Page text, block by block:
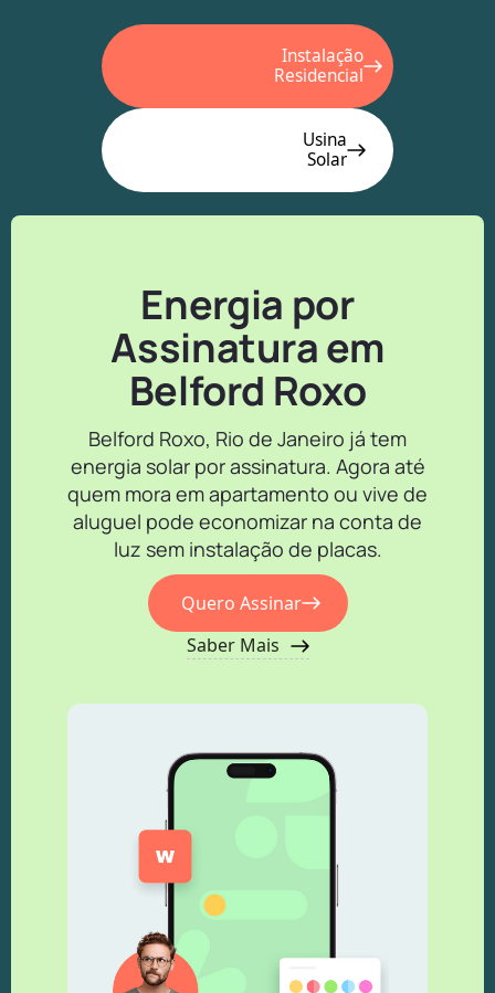
Instalação
Residencial
Usina
Solar
Energia por
Assinatura em
Belford Roxo
Belford Roxo, Rio de Janeiro já tem
energia solar por assinatura. Agora até
quem mora em apartamento ou vive de
aluguel pode economizar na conta de
luz sem instalação de placas.
Quero Assinar
Saber Mais